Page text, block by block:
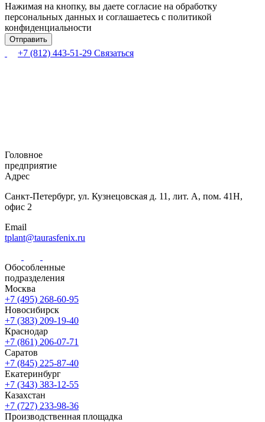
Нажимая на кнопку, вы даете согласие на обработку
персональных данных и соглашаетесь с политикой
конфиденциальности
+7 (812) 443-51-29 Связаться
Головное
предприятие
Адрес
Санкт-Петербург, ул. Кузнецовская д. 11, лит. А, пом. 41Н,
офис 2
Email
tplant@taurasfenix.ru
Обособленные
подразделения
Москва
+7 (495) 268-60-95
Новосибирск
+7 (383) 209-19-40
Краснодар
+7 (861) 206-07-71
Саратов
+7 (845) 225-87-40
Екатеринбург
+7 (343) 383-12-55
Казахстан
+7 (727) 233-98-36
Производственная площадка